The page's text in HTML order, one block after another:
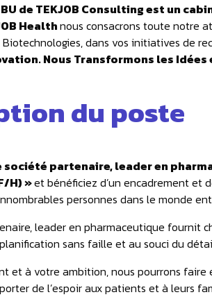
de TEKJOB Consulting est un
Healthnous consacrons toute notre
dans vos initiatives de
Nous Transformons les
du poste
partenaire, leader en
H) »et bénéficiez d’un encadrement et
personnes dans le monde
leader en pharmaceutique fournit
sans faille et au souci du
et à votre ambition, nous pourrons
de l’espoir aux patients et à leurs